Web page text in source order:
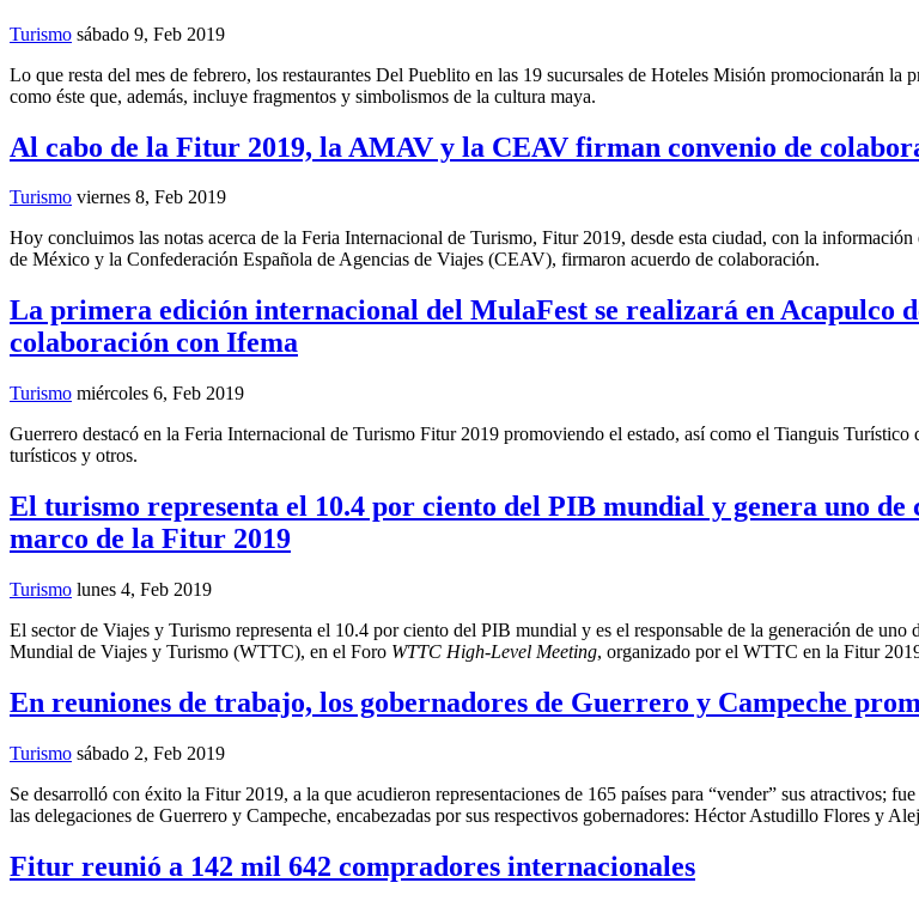
Turismo sábado 9, Feb 2019
Lo que resta del mes de febrero, los restaurantes Del Pueblito en las 19 sucursales de Hoteles Misión promocionarán
como éste que, además, incluye fragmentos y simbolismos de la cultura maya.
Al cabo de la Fitur 2019, la AMAV y la CEAV firman convenio de
Turismo viernes 8, Feb 2019
Hoy concluimos las notas acerca de la Feria Internacional de Turismo, Fitur 2019, desde esta ciudad, con la
de México y la Confederación Española de Agencias de Viajes (CEAV), firmaron acuerdo de colaboración.
La primera edición internacional del MulaFest se realizará en Acapulco
colaboración con Ifema
Turismo miércoles 6, Feb 2019
Guerrero destacó en la Feria Internacional de Turismo Fitur 2019 promoviendo el estado, así como el Tianguis
turísticos y otros.
El turismo representa el 10.4 por ciento del PIB mundial y genera uno de
marco de la Fitur 2019
Turismo lunes 4, Feb 2019
El sector de Viajes y Turismo representa el 10.4 por ciento del PIB mundial y es el responsable de la generación de uno
Mundial de Viajes y Turismo (WTTC), en el Foro WTTC High-Level Meeting, organizado por el WTTC en la Fitur
En reuniones de trabajo, los gobernadores de Guerrero y Campeche
Turismo sábado 2, Feb 2019
Se desarrolló con éxito la Fitur 2019, a la que acudieron representaciones de 165 países para “vender” sus atractivos;
las delegaciones de Guerrero y Campeche, encabezadas por sus respectivos gobernadores: Héctor Astudillo Flores y
Fitur reunió a 142 mil 642 compradores internacionales